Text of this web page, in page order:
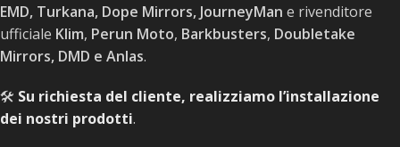
EMD, Turkana, Dope Mirrors, JourneyMan e rivenditore
ufficiale Klim, Perun Moto, Barkbusters, Doubletake
Mirrors, DMD e Anlas.
🛠️ Su richiesta del cliente, realizziamo l’installazione
dei nostri prodotti.